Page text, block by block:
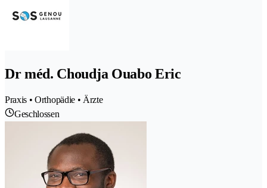
Dr méd. Choudja Ouabo Eric
Praxis • Orthopädie • Ärzte
Geschlossen